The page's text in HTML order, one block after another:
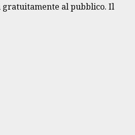
gratuitamente al pubblico. Il